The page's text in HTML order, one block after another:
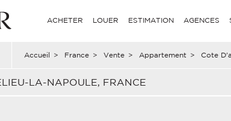
ACHETER LOUER ESTIMATION AGENCES
Accueil > France > Vente > Appartement > Cote
LA-NAPOULE, FRANCE